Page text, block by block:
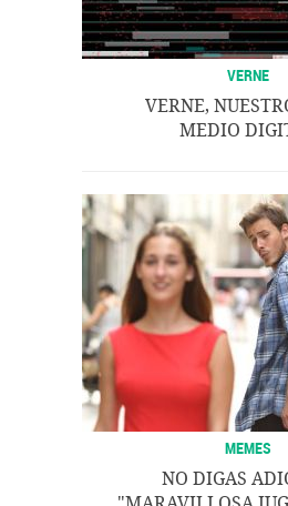
VERNE
VERNE,
MEDIO
MEMES
NO DIGAS